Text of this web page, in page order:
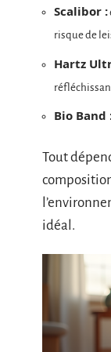
Scalibor :
risque de
Hartz
Bio Band
Tout
idéal.